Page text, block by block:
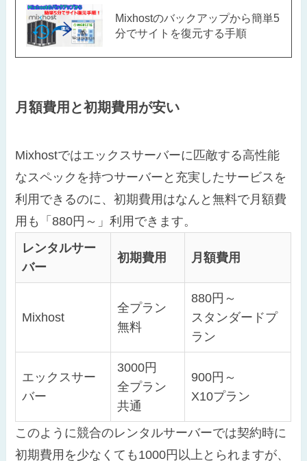
Mixhostのバックアップから簡単5
分でサイトを復元する手順
月額費用と初期費用が安い
Mixhostではエックスサーバーに匹敵する高性能
なスペックを持つサーバーと充実したサービスを
利用できるのに、初期費用はなんと無料で月額費
用も「880円～」利用できます。
レンタルサー
バー
初期費用 月額費用
Mixhost
全プラン
無料
880円～
スタンダードプ
ラン
エックスサー
バー
3000円
全プラン
共通
900円～
X10プラン
このように競合のレンタルサーバーでは契約時に
初期費用を少なくても1000円以上とられますが、